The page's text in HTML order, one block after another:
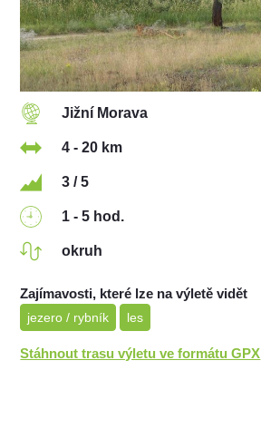
Jižní Morava
4 - 20 km
3 / 5
1 - 5 hod.
okruh
Zajímavosti, které lze na výletě vidět
jezero / rybník les
Stáhnout trasu výletu ve formátu GPX